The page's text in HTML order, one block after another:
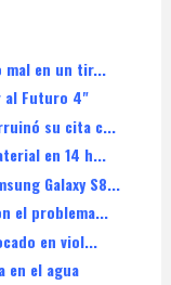
mal en un tir...
al Futuro 4"
su cita c...
en 14 h...
Galaxy S8...
el problema...
en viol...
en el agua